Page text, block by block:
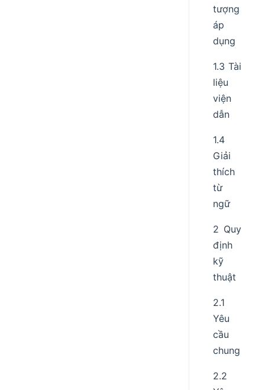
tượng
áp
dụng
1.3 Tài
liệu
viện
dẫn
1.4
Giải
thích
từ
ngữ
2 Quy
định
kỹ
thuật
2.1
Yêu
cầu
chung
2.2